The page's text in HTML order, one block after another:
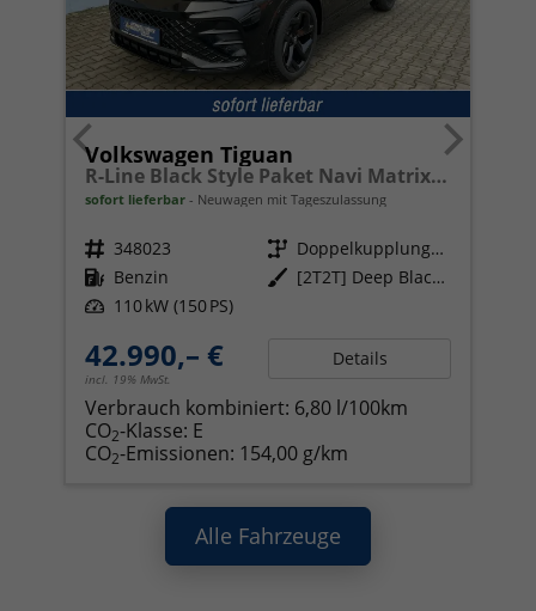
Volkswagen Tiguan
R-Line Black Style Paket Navi Matrix-LED ACC
sofort lieferbar Neuwagen mit Tageszulassung
Fahrzeugnr. 348023 Getriebe
Doppelkupplungsgetriebe (DSG)
Kraftstoff Benzin Außenfarbe
[2T2T] Deep Black Perleffekt
Leistung 110 kW (150 PS)
42.990,– €
incl. 19% MwSt.
Details
Verbrauch kombiniert: 6,80 l/100km
CO2-Klasse: E
CO2-Emissionen: 154,00 g/km
Alle Fahrzeuge